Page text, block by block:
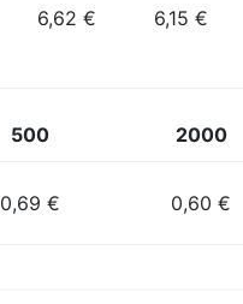
6,62 € 6,15 €
500 2000
0,69 € 0,60 €